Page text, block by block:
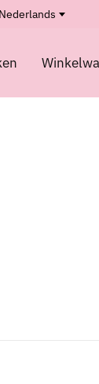
Nederlands